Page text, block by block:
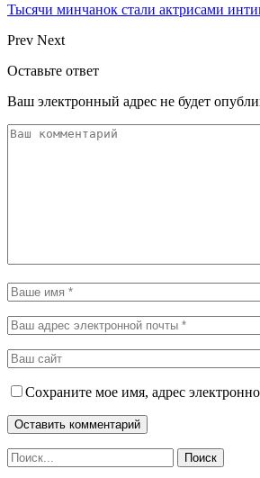
Тысячи минчанок стали актрисами
Prev Next
Оставьте ответ
Ваш электронный адрес не будет
Сохраните мое имя, адрес